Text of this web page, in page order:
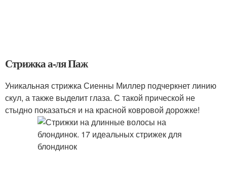
Стрижка а-ля Паж
Уникальная стрижка Сиенны Миллер подчеркнет линию
скул, а также выделит глаза. С такой прической не
стыдно показаться и на красной ковровой дорожке!